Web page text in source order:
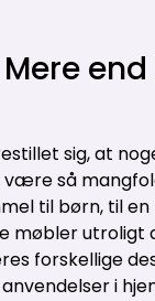
sig, at
være så
til børn, til
møbler utroligt
forskellige
i